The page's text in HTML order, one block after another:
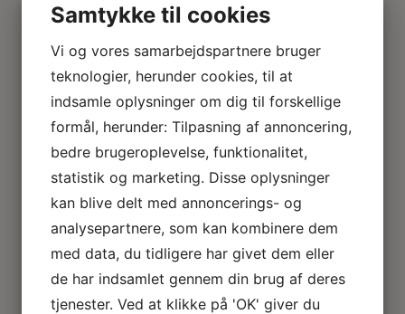
Samtykke til cookies
Vi og vores samarbejdspartnere bruger
teknologier, herunder cookies, til at
indsamle oplysninger om dig til forskellige
formål, herunder: Tilpasning af annoncering,
bedre brugeroplevelse, funktionalitet,
statistik og marketing. Disse oplysninger
kan blive delt med annoncerings- og
analysepartnere, som kan kombinere dem
med data, du tidligere har givet dem eller
de har indsamlet gennem din brug af deres
tjenester. Ved at klikke på 'OK' giver du